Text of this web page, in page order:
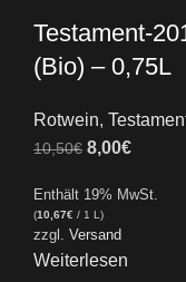
Testament-
(Bio) – 0,75L
Rotwein,
10,50€ 8,00€
Enthält 19% MwSt.
(10,67€ / 1 L)
zzgl. Versand
Weiterlesen